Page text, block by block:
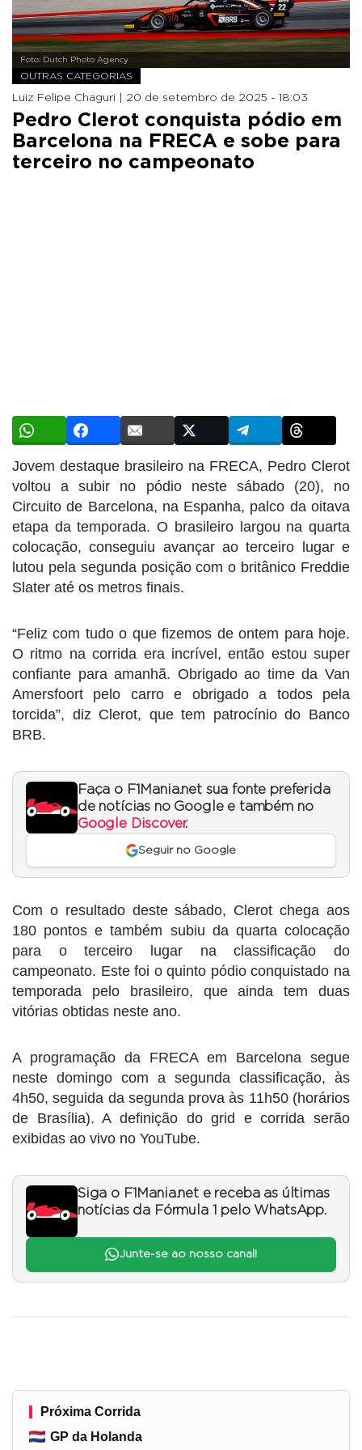
Foto: Dutch Photo Agency
OUTRAS CATEGORIAS
Luiz Felipe Chaguri | 20 de setembro de 2025 - 18:03
Pedro Clerot conquista pódio em
Barcelona na FRECA e sobe para
terceiro no campeonato
Jovem destaque brasileiro na FRECA, Pedro Clerot
voltou a subir no pódio neste sábado (20), no
Circuito de Barcelona, na Espanha, palco da oitava
etapa da temporada. O brasileiro largou na quarta
colocação, conseguiu avançar ao terceiro lugar e
lutou pela segunda posição com o britânico Freddie
Slater até os metros finais.
“Feliz com tudo o que fizemos de ontem para hoje.
O ritmo na corrida era incrível, então estou super
confiante para amanhã. Obrigado ao time da Van
Amersfoort pelo carro e obrigado a todos pela
torcida”, diz Clerot, que tem patrocínio do Banco
BRB.
Faça o F1Mania.net sua fonte preferida
de notícias no Google e também no
Google Discover.
Seguir no Google
Com o resultado deste sábado, Clerot chega aos
180 pontos e também subiu da quarta colocação
para o terceiro lugar na classificação do
campeonato. Este foi o quinto pódio conquistado na
temporada pelo brasileiro, que ainda tem duas
vitórias obtidas neste ano.
A programação da FRECA em Barcelona segue
neste domingo com a segunda classificação, às
4h50, seguida da segunda prova às 11h50 (horários
de Brasília). A definição do grid e corrida serão
exibidas ao vivo no YouTube.
Siga o F1Mania.net e receba as últimas
notícias da Fórmula 1 pelo WhatsApp.
Junte-se ao nosso canal!
Próxima Corrida
GP da Holanda